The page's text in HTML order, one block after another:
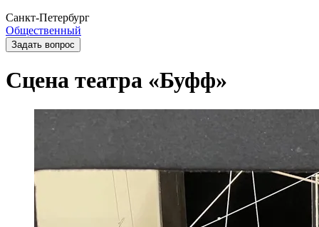
Санкт-Петербург
Общественный
Задать вопрос
Сцена театра «Буфф»